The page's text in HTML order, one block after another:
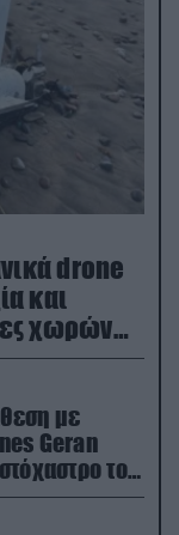
drone
και
χωρών
με
Geran
το